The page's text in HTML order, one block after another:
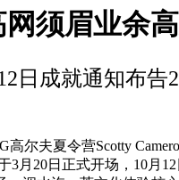
网须眉业余
日成就通知布告
夫夏令营Scotty
月20日正式开场，10月